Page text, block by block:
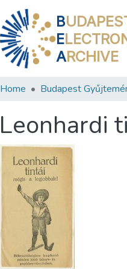
B
E
ARCHIVE
Home Budapest
Leonhardi